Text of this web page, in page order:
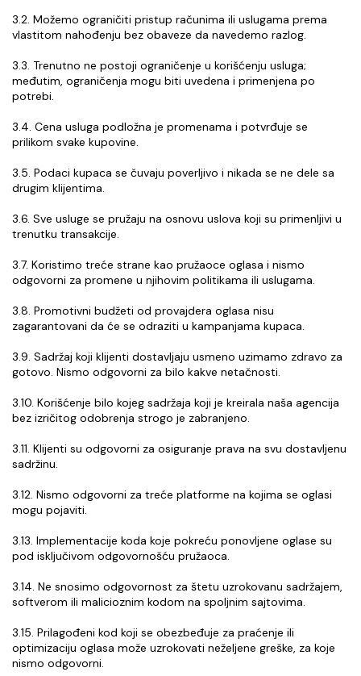
3.2. Možemo ograničiti pristup računima ili uslugama prema
vlastitom nahođenju bez obaveze da navedemo razlog.
3.3. Trenutno ne postoji ograničenje u korišćenju usluga;
međutim, ograničenja mogu biti uvedena i primenjena po
potrebi.
3.4. Cena usluga podložna je promenama i potvrđuje se
prilikom svake kupovine.
3.5. Podaci kupaca se čuvaju poverljivo i nikada se ne dele sa
drugim klijentima.
3.6. Sve usluge se pružaju na osnovu uslova koji su primenljivi u
trenutku transakcije.
3.7. Koristimo treće strane kao pružaoce oglasa i nismo
odgovorni za promene u njihovim politikama ili uslugama.
3.8. Promotivni budžeti od provajdera oglasa nisu
zagarantovani da će se odraziti u kampanjama kupaca.
3.9. Sadržaj koji klijenti dostavljaju usmeno uzimamo zdravo za
gotovo. Nismo odgovorni za bilo kakve netačnosti.
3.10. Korišćenje bilo kojeg sadržaja koji je kreirala naša agencija
bez izričitog odobrenja strogo je zabranjeno.
3.11. Klijenti su odgovorni za osiguranje prava na svu dostavljenu
sadržinu.
3.12. Nismo odgovorni za treće platforme na kojima se oglasi
mogu pojaviti.
3.13. Implementacije koda koje pokreću ponovljene oglase su
pod isključivom odgovornošću pružaoca.
3.14. Ne snosimo odgovornost za štetu uzrokovanu sadržajem,
softverom ili malicioznim kodom na spoljnim sajtovima.
3.15. Prilagođeni kod koji se obezbeđuje za praćenje ili
optimizaciju oglasa može uzrokovati neželjene greške, za koje
nismo odgovorni.